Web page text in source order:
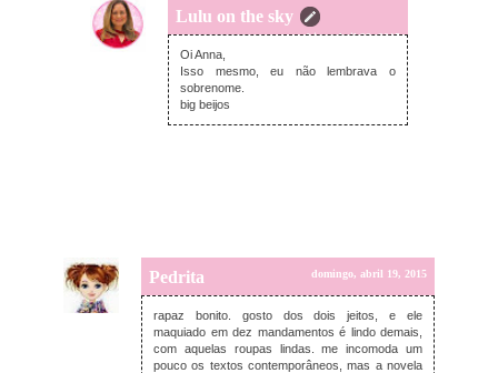
Lulu on the sky
quarta-feira, abril 22, 2015
Oi Anna,
Isso mesmo, eu não lembrava o
sobrenome.
big beijos
Pedrita domingo, abril 19, 2015
rapaz bonito. gosto dos dois jeitos, e ele
maquiado em dez mandamentos é lindo demais,
com aquelas roupas lindas. me incomoda um
pouco os textos contemporâneos, mas a novela